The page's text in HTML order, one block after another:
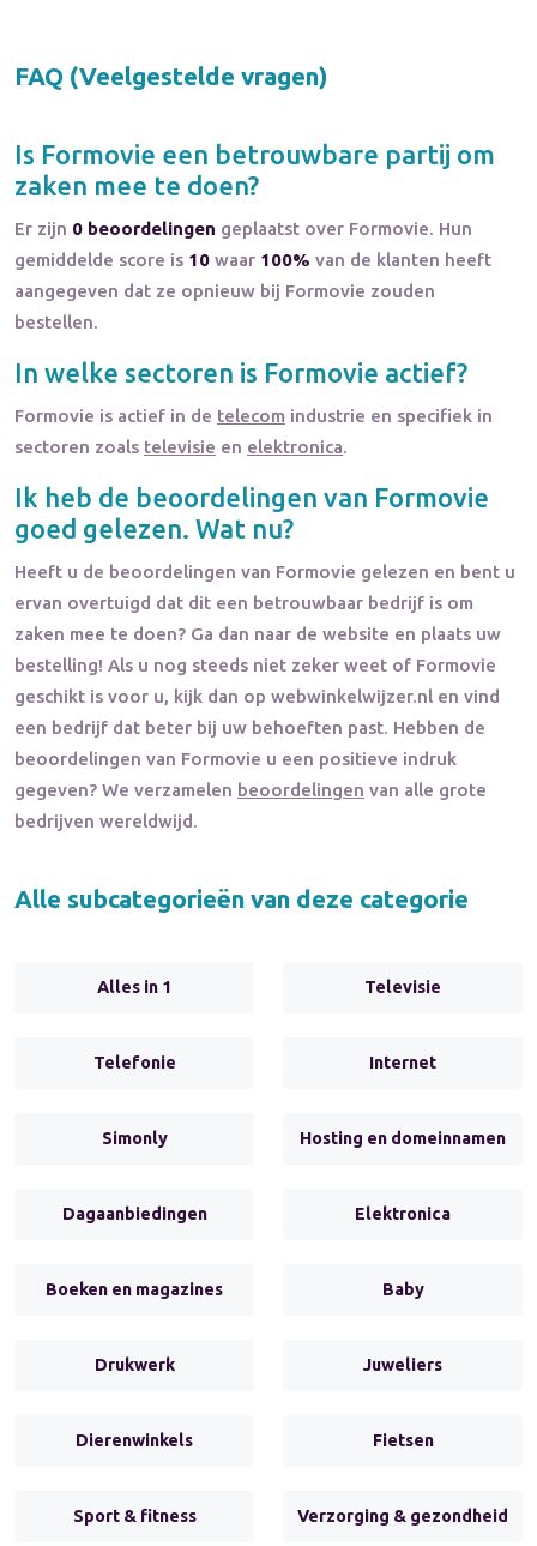
FAQ (Veelgestelde vragen)
Is Formovie een betrouwbare partij om
zaken mee te doen?
Er zijn 0 beoordelingen geplaatst over Formovie. Hun
gemiddelde score is 10 waar 100% van de klanten heeft
aangegeven dat ze opnieuw bij Formovie zouden
bestellen.
In welke sectoren is Formovie actief?
Formovie is actief in de telecom industrie en specifiek in
sectoren zoals televisie en elektronica.
Ik heb de beoordelingen van Formovie
goed gelezen. Wat nu?
Heeft u de beoordelingen van Formovie gelezen en bent u
ervan overtuigd dat dit een betrouwbaar bedrijf is om
zaken mee te doen? Ga dan naar de website en plaats uw
bestelling! Als u nog steeds niet zeker weet of Formovie
geschikt is voor u, kijk dan op webwinkelwijzer.nl en vind
een bedrijf dat beter bij uw behoeften past. Hebben de
beoordelingen van Formovie u een positieve indruk
gegeven? We verzamelen beoordelingen van alle grote
bedrijven wereldwijd.
Alle subcategorieën van deze categorie
Alles in 1 Televisie
Telefonie Internet
Simonly Hosting en domeinnamen
Dagaanbiedingen Elektronica
Boeken en magazines Baby
Drukwerk Juweliers
Dierenwinkels Fietsen
Sport & fitness Verzorging & gezondheid